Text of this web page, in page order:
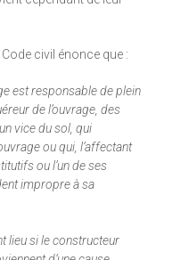
civil énonce que :
est responsable de plein
de l’ouvrage, des
vice du sol, qui
ou qui, l’affectant
ou l’un de ses
impropre à sa
lieu si le constructeur